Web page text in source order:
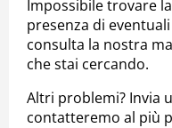
Impossibile trovare
presenza di
consulta la nostra
che stai cercando.
Altri problemi? Invia
contatteremo al più